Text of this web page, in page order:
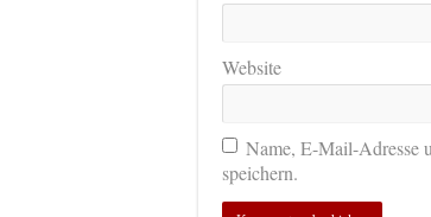
Website
Name, E-Mail-Adresse
speichern.